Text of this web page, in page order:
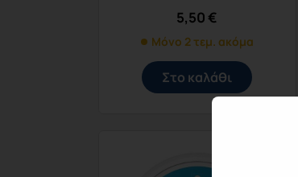
5,50€
Μόνο 2 τεμ. ακόμα
Στο καλάθι